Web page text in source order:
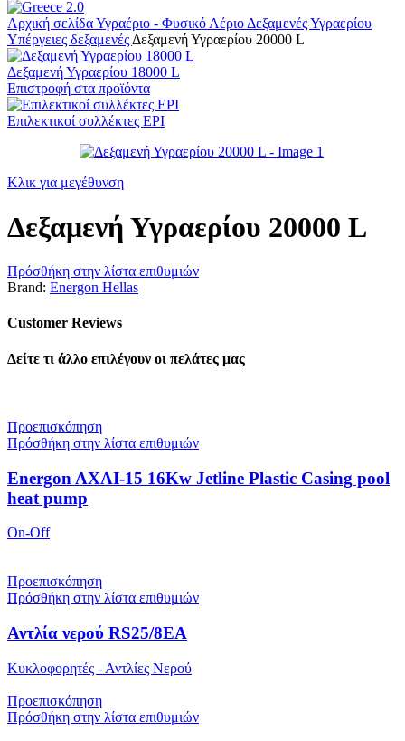
Αρχική σελίδαΥγραέριο - Φυσικό Αέριο Δεξαμενές Υγραερίου
Υπέργειες δεξαμενές Δεξαμενή Υγραερίου 20000 L
Δεξαμενή Υγραερίου 18000 L
Επιστροφή στα προϊόντα
Επιλεκτικοί συλλέκτες EPI
Κλικ για μεγέθυνση
Δεξαμενή Υγραερίου 20000 L
Πρόσθήκη στην λίστα επιθυμιών
Brand: Energon Hellas
Customer Reviews
Δείτε τι άλλο επιλέγουν οι πελάτες μας
Προεπισκόπηση
Πρόσθήκη στην λίστα επιθυμιών
Energon AXAI-15 16Kw Jetline Plastic Casing pool
heat pump
On-Off
Προεπισκόπηση
Πρόσθήκη στην λίστα επιθυμιών
Αντλία νερού RS25/8EA
Κυκλοφορητές - Αντλίες Νερού
Προεπισκόπηση
Πρόσθήκη στην λίστα επιθυμιών